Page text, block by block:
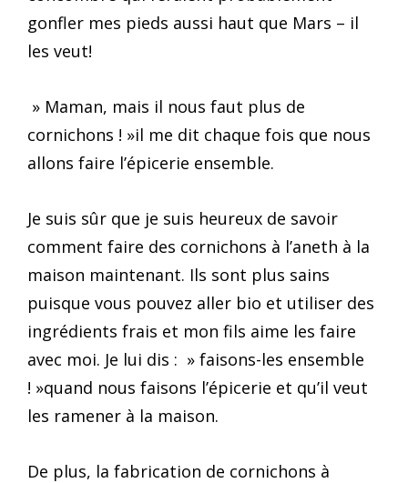
gonfler mes pieds aussi haut que Mars – il
les veut!
» Maman, mais il nous faut plus de
cornichons ! »il me dit chaque fois que nous
allons faire l’épicerie ensemble.
Je suis sûr que je suis heureux de savoir
comment faire des cornichons à l’aneth à la
maison maintenant. Ils sont plus sains
puisque vous pouvez aller bio et utiliser des
ingrédients frais et mon fils aime les faire
avec moi. Je lui dis : » faisons-les ensemble
! »quand nous faisons l’épicerie et qu’il veut
les ramener à la maison.
De plus, la fabrication de cornichons à